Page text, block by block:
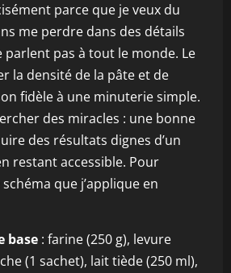
parce que je veux du
me perdre dans des détails
pas à tout le monde. Le
la densité de la pâte et de
fidèle à une minuterie simple.
des miracles : une bonne
des résultats dignes d’un
restant accessible. Pour
que j’applique en
base : farine (250 g), levure
(1 sachet), lait tiède (250 ml),